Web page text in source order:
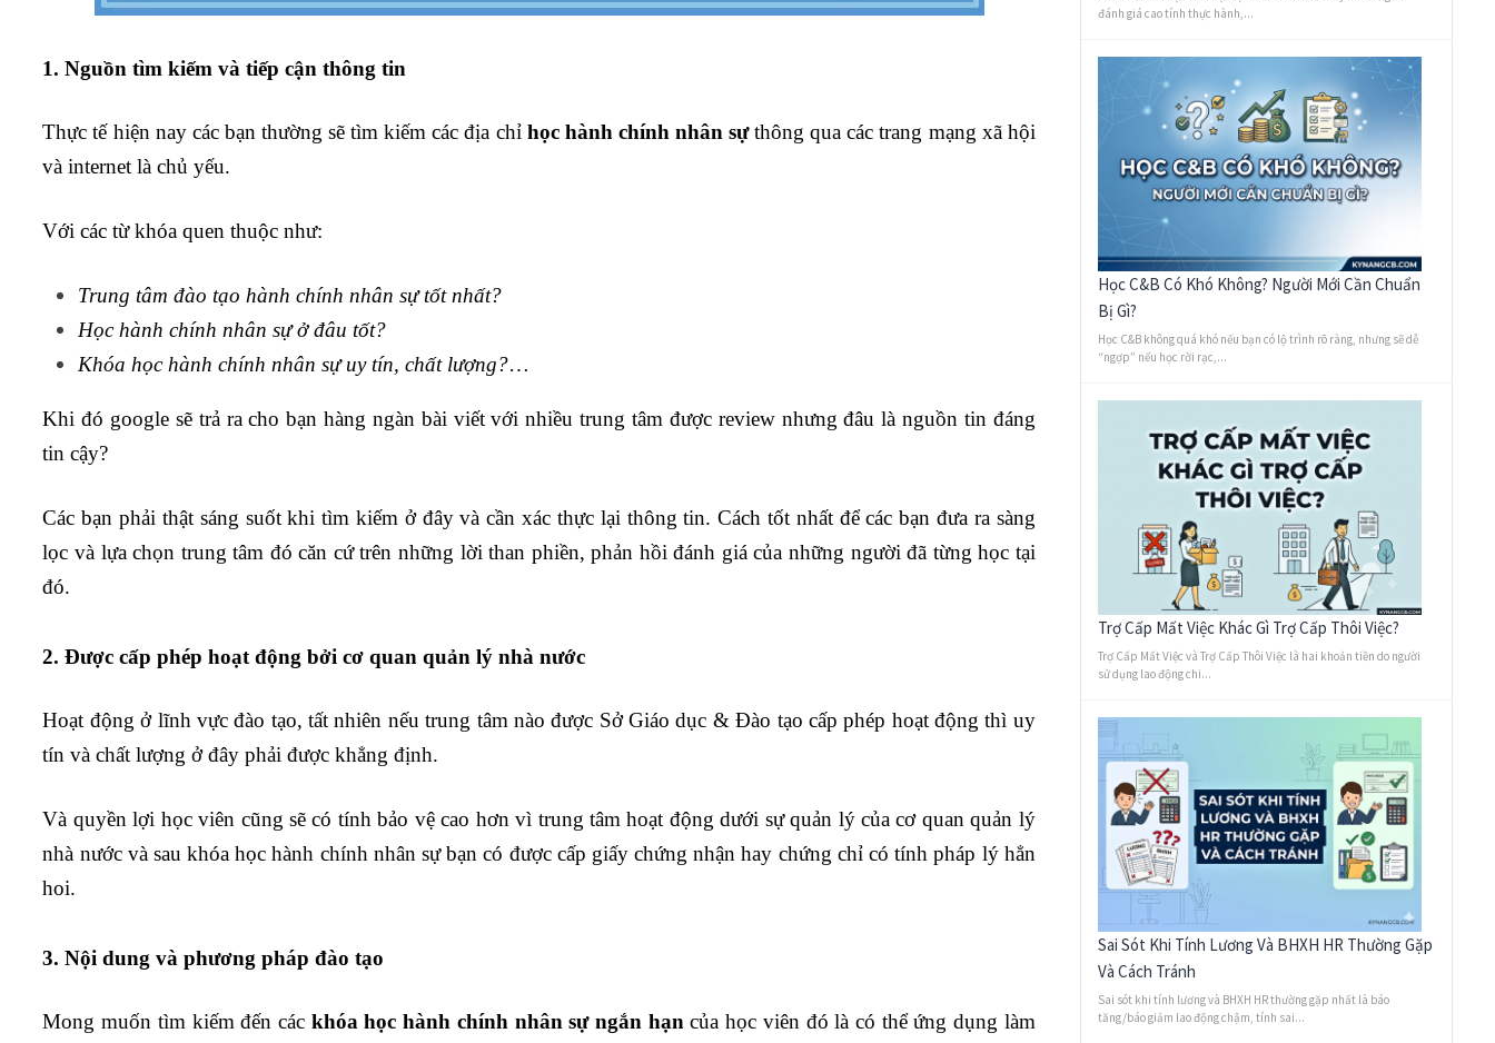
1. Nguồn tìm kiếm và tiếp cận thông tin
Thực tế hiện nay các bạn thường sẽ tìm kiếm các địa chỉ học hành chính nhân sựthông qua các trang mạng xã hội
và internet là chủ yếu.
Với các từ khóa quen thuộc như:
Trung tâm đào tạo hành chính nhân sự tốt nhất?
Học hành chính nhân sự ở đâu tốt?
Khóa học hành chính nhân sự uy tín, chất lượng?…
Khi đó google sẽ trả ra cho bạn hàng ngàn bài viết với nhiều trung tâm được review nhưng đâu là nguồn tin đáng
tin cậy?
Các bạn phải thật sáng suốt khi tìm kiếm ở đây và cần xác thực lại thông tin. Cách tốt nhất để các bạn đưa ra sàng
lọc và lựa chọn trung tâm đó căn cứ trên những lời than phiền, phản hồi đánh giá của những người đã từng học tại
đó.
2. Được cấp phép hoạt động bởi cơ quan quản lý nhà nước
Hoạt động ở lĩnh vực đào tạo, tất nhiên nếu trung tâm nào được Sở Giáo dục & Đào tạo cấp phép hoạt động thì uy
tín và chất lượng ở đây phải được khẳng định.
Và quyền lợi học viên cũng sẽ có tính bảo vệ cao hơn vì trung tâm hoạt động dưới sự quản lý của cơ quan quản lý
nhà nước và sau khóa học hành chính nhân sự bạn có được cấp giấy chứng nhận hay chứng chỉ có tính pháp lý hẳn
hoi.
3. Nội dung và phương pháp đào tạo
Mong muốn tìm kiếm đến các khóa học hành chính nhân sự ngắn hạn của học viên đó là có thể ứng dụng làm
đánh giá cao tính thực hành,...
Học C&B Có Khó Không? Người Mới Cần Chuẩn
Bị Gì?
Học C&B không quá khó nếu bạn có lộ trình rõ ràng, nhưng sẽ dễ
“ngợp” nếu học rời rạc,...
Trợ Cấp Mất Việc Khác Gì Trợ Cấp Thôi Việc?
Trợ Cấp Mất Việc và Trợ Cấp Thôi Việc là hai khoản tiền do người
sử dụng lao động chi...
Sai Sót Khi Tính Lương Và BHXH HR Thường Gặp
Và Cách Tránh
Sai sót khi tính lương và BHXH HR thường gặp nhất là báo
tăng/báo giảm lao động chậm, tính sai...